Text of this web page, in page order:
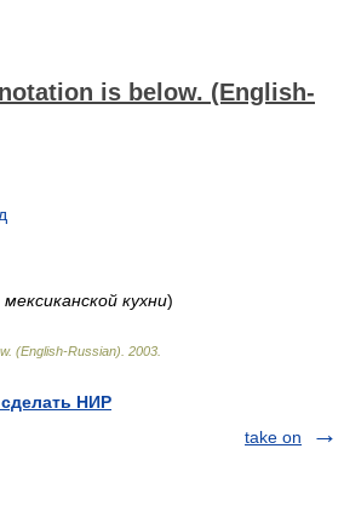
is below. (English-
кухни)
(English-Russian) 2003
НИР
take on